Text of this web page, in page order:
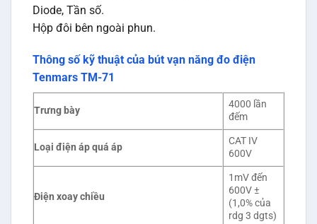
Diode, Tần số.
Hộp đôi bên ngoài phun.
Thông số kỹ thuật của bút vạn năng đo điện
Tenmars TM-71
Trưng bày
4000 lần
đếm
Loại điện áp quá áp
CAT IV
600V
Điện xoay chiều
1mV đến
600V ±
(1,0% của
rdg 3 dgts)